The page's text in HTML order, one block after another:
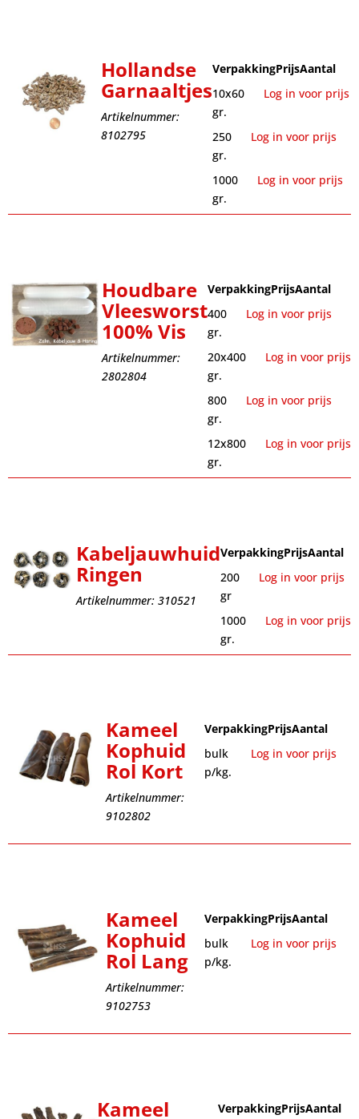
Hollandse
Garnaaltjes
Artikelnummer:
8102795
VerpakkingPrijsAantal
10x60
gr.
Log in voor prijs
250
gr.
Log in voor prijs
1000
gr.
Log in voor prijs
Houdbare
Vleesworst
100% Vis
Artikelnummer:
2802804
VerpakkingPrijsAantal
400
gr.
Log in voor prijs
20x400
gr.
Log in voor prijs
800
gr.
Log in voor prijs
12x800
gr.
Log in voor prijs
Kabeljauwhuid
Ringen
Artikelnummer: 310521
VerpakkingPrijsAantal
200
gr
Log in voor prijs
1000
gr.
Log in voor prijs
Kameel
Kophuid
Rol Kort
Artikelnummer:
9102802
VerpakkingPrijsAantal
bulk
p/kg.
Log in voor prijs
Kameel
Kophuid
Rol Lang
Artikelnummer:
9102753
VerpakkingPrijsAantal
bulk
p/kg.
Log in voor prijs
Kameel VerpakkingPrijsAantal